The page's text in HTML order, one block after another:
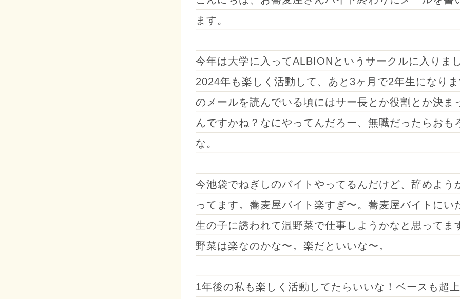
ます。
今年は大学に入ってALBIONというサークルに入りま
2024年も楽しく活動して、あと3ヶ月で2年生になり
のメールを読んでいる頃にはサー長とか役割とか決ま
んですかね？なにやってんだろー、無職だったらおも
な。
今池袋でねぎしのバイトやってるんだけど、辞めよう
ってます。蕎麦屋バイト楽すぎ〜。蕎麦屋バイトにい
生の子に誘われて温野菜で仕事しようかなと思ってま
野菜は楽なのかな〜。楽だといいな〜。
1年後の私も楽しく活動してたらいいな！ベースも超